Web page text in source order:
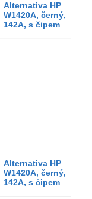
Alternativa HP
W1420A, černý,
142A, s čipem
Alternativa HP
W1420A, černý,
142A, s čipem